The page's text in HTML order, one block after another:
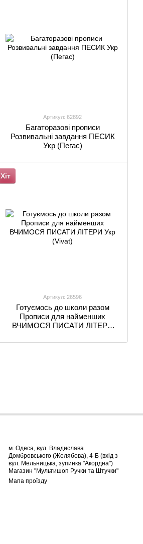
Артикул: 62892
Багаторазові прописи
Розвивальні завдання ПЕСИК
Укр (Пегас)
Хіт
Артикул: 26596
Готуємось до школи разом
Прописи для найменших
ВЧИМОСЯ ПИСАТИ ЛІТЕРИ
м. Одеса, вул. Владислава
Домбровського (Желябова), 4-Б (вхід з
вул. Мельницька, зупинка "Акордна")
Магазин "Мультишоп Ручки та Штучки"
Мапа проїзду